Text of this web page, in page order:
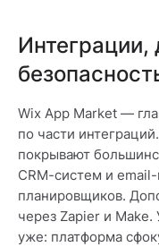
Интеграции,
Wix App Market —
по части
покрывают
CRM-систем и
планировщиков.
через Zapier и
уже: платформа